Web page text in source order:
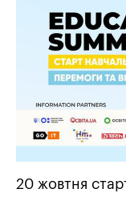
20 жовтня